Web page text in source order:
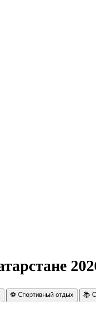
⚽ Спортивный отдых 📚